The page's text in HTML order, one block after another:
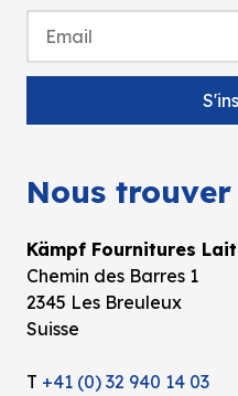
Nous trouver
Kämpf Fournitures
Chemin des Barres 1
2345 Les Breuleux
Suisse
T +41 (0) 32 940 14 03